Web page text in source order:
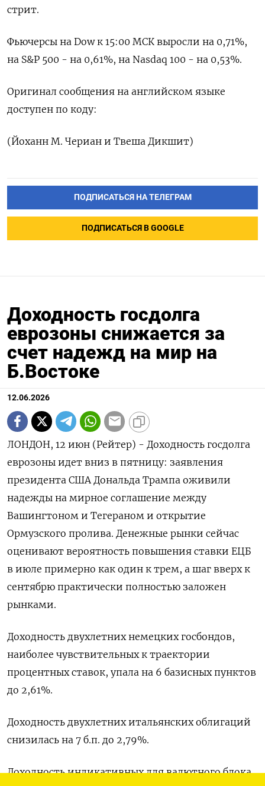
стрит.
Фьючерсы на Dow ​к ​15:00 ‌МСК выросли ​на 0,71%,
на S&P 500 - на 0,61%, на Nasdaq 100 - на ​0,53%.
Оригинал ⁠сообщения на английском ‌языке
доступен ‌по коду:
(Йоханн М. ​Чериан и ‌Твеша Дикшит)
ПОДПИСАТЬСЯ НА ТЕЛЕГРАМ
ПОДПИСАТЬСЯ В GOOGLE
Доходность госдолга
еврозоны снижается за
счет надежд на мир на
Б.Востоке
12.06.2026
ЛОНДОН, 12 июн (Рейтер) - Доходность госдолга
еврозоны идет вниз в пятницу: ‌заявления
президента США Дональда Трампа оживили
надежды на мирное ​соглашение ​между
Вашингтоном ​и Тегераном ⁠и открытие
‌Ормузского пролива. Денежные рынки ‌сейчас
оценивают вероятность повышения ставки ​ЕЦБ
в июле примерно ‌как один к ​трем, а шаг вверх ‌к
сентябрю практически полностью заложен
рынками.
Доходность двухлетних немецких госбондов,
наиболее ​чувствительных ​к ‌траектории
процентных ставок, упала ​на 6 базисных пунктов
до 2,61%.
Доходность двухлетних итальянских облигаций
снизилась на 7 б.п. до 2,79%.
Доходность индикативных для ​валютного блока